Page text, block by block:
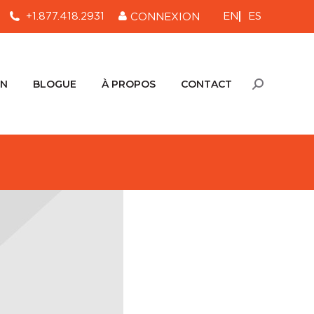
+1.877.418.2931 CONNEXION EN ES
BLOGUE À PROPOS CONTACT
Recherche
BLOGUE À PROPOS CONTACT